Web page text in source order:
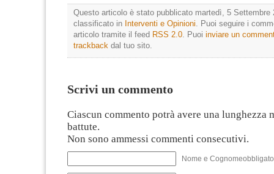
Questo articolo è stato pubblicato martedì, 5 Settembre
classificato in Interventi e Opinioni. Puoi seguire i
articolo tramite il feed RSS 2.0. Puoi inviare un
trackback dal tuo sito.
Scrivi un commento
Ciascun commento potrà avere una lunghezza
battute.
Non sono ammessi commenti consecutivi.
Nome e